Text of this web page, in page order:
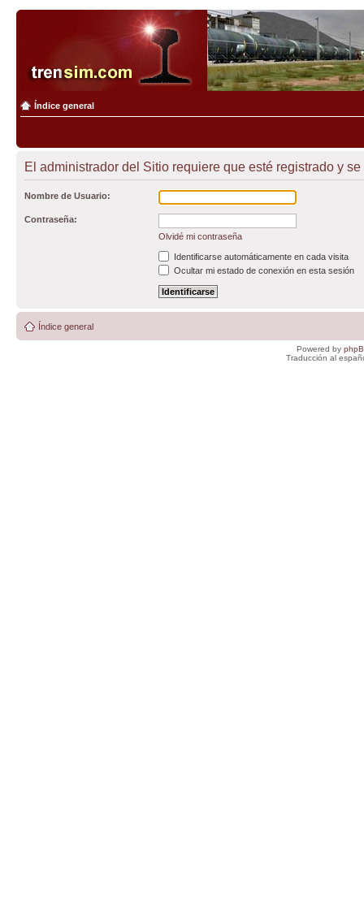
Índice general
El administrador del Sitio requiere que esté registrado y
Nombre de Usuario:
Contraseña:
Olvidé mi contraseña
Identificarse automáticamente en cada visita
Ocultar mi estado de conexión en esta sesión
Índice general
Powered by
Traducción al